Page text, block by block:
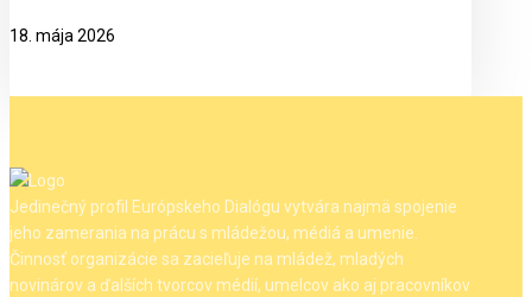
18. mája 2026
Jedinečný profil Európskeho Dialógu vytvára najmä spojenie
jeho zamerania na prácu s mládežou, médiá a umenie.
Činnosť organizácie sa zacieľuje na mládež, mladých
novinárov a ďalších tvorcov médií, umelcov ako aj pracovníkov